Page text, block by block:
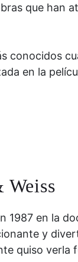
que han
conocidos
en la
1987 en la
y
quiso verla